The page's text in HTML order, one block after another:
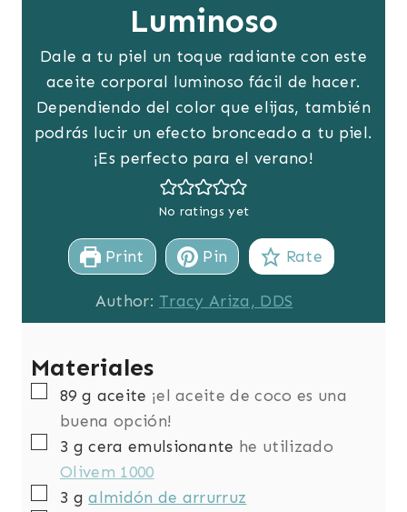
Luminoso
Dale a tu piel un toque radiante con este
aceite corporal luminoso fácil de hacer.
Dependiendo del color que elijas, también
podrás lucir un efecto bronceado a tu piel.
¡Es perfecto para el verano!
No ratings yet
Print Pin Rate
Author:Tracy Ariza, DDS
Materiales
▢
89 g aceite ¡el aceite de coco es una
buena opción!
▢
3 g cera emulsionante he utilizado
Olivem 1000
▢
3 g almidón de arrurruz